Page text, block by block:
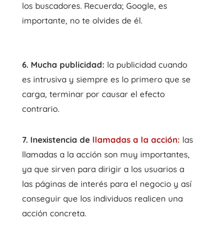
los buscadores. Recuerda; Google, es
importante, no te olvides de él.
6. Mucha publicidad: la publicidad cuando
es intrusiva y siempre es lo primero que se
carga, terminar por causar el efecto
contrario.
7. Inexistencia de llamadas a la acción: las
llamadas a la acción son muy importantes,
ya que sirven para dirigir a los usuarios a
las páginas de interés para el negocio y así
conseguir que los individuos realicen una
acción concreta.